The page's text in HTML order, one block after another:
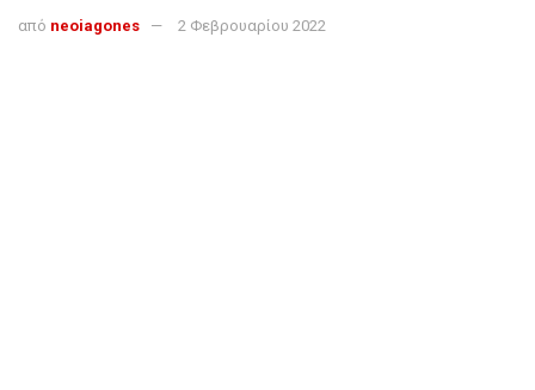
από neoiagones 2 Φεβρουαρίου 2022